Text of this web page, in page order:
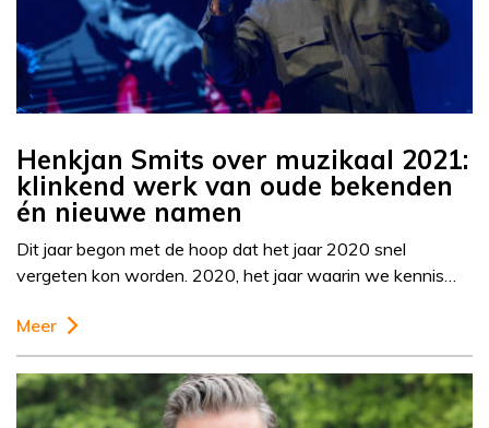
Henkjan Smits over muzikaal 2021:
klinkend werk van oude bekenden
én nieuwe namen
Dit jaar begon met de hoop dat het jaar 2020 snel
vergeten kon worden. 2020, het jaar waarin we kennis…
Meer